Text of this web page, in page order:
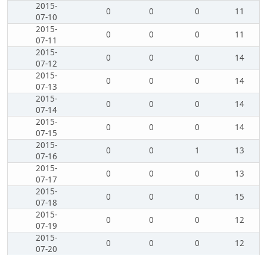
2015-
07-10
0 0 0
11
2015-
07-11
0 0 0
11
2015-
07-12
0 0 0
14
2015-
07-13
0 0 0
14
2015-
07-14
0 0 0
14
2015-
07-15
0 0 0
14
2015-
07-16
0 0 1
13
2015-
07-17
0 0 0
13
2015-
07-18
0 0 0
15
2015-
07-19
0 0 0
12
2015-
07-20
0 0 0
12